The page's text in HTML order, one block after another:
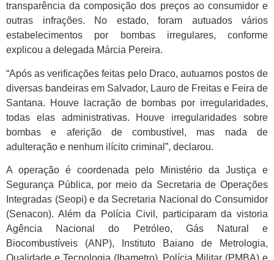
transparência da composição dos preços ao consumidor e
outras infrações. No estado, foram autuados vários
estabelecimentos por bombas irregulares, conforme
explicou a delegada Márcia Pereira.
“Após as verificações feitas pelo Draco, autuamos postos de
diversas bandeiras em Salvador, Lauro de Freitas e Feira de
Santana. Houve lacração de bombas por irregularidades,
todas elas administrativas. Houve irregularidades sobre
bombas e aferição de combustível, mas nada de
adulteração e nenhum ilícito criminal”, declarou.
A operação é coordenada pelo Ministério da Justiça e
Segurança Pública, por meio da Secretaria de Operações
Integradas (Seopi) e da Secretaria Nacional do Consumidor
(Senacon). Além da Polícia Civil, participaram da vistoria
Agência Nacional do Petróleo, Gás Natural e
Biocombustíveis (ANP), Instituto Baiano de Metrologia,
Qualidade e Tecnologia (Ibametro), Polícia Militar (PMBA) e